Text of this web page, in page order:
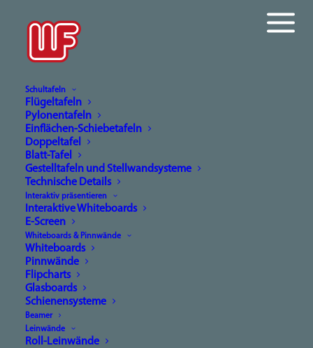
Schultafeln
Flügeltafeln
Pylonentafeln
Einflächen-Schiebetafeln
Doppeltafel
Blatt-Tafel
Gestelltafeln und Stellwandsysteme
Technische Details
Interaktiv präsentieren
Interaktive Whiteboards
E-Screen
Whiteboards & Pinnwände
Whiteboards
Pinnwände
Flipcharts
Glasboards
Schienensysteme
Beamer
Leinwände
Roll-Leinwände
Online-Newsletter
Online-Newsletter
So bleiben Sie steht’s auf dem
Laufenden!